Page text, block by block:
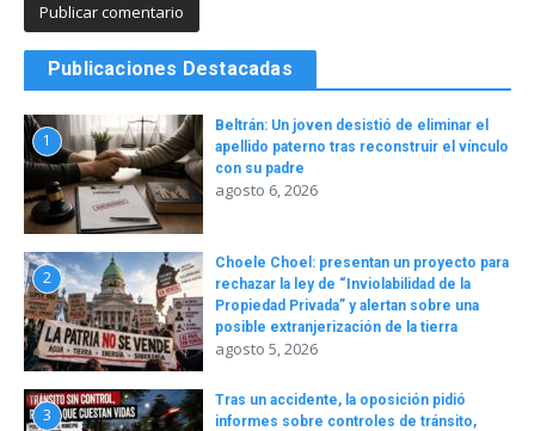
Publicaciones Destacadas
1
Beltrán: Un joven desistió de eliminar el
apellido paterno tras reconstruir el vínculo
con su padre
agosto 6, 2026
2
Choele Choel: presentan un proyecto para
rechazar la ley de “Inviolabilidad de la
Propiedad Privada” y alertan sobre una
posible extranjerización de la tierra
agosto 5, 2026
3
Tras un accidente, la oposición pidió
informes sobre controles de tránsito,